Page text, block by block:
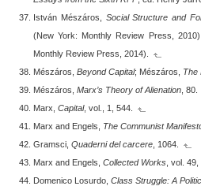
István Mészáros, Social Structure and
(New York: Monthly Review Press,
Monthly Review Press, 2014).
Mészáros, Beyond Capital; Mészáros, The
Mészáros, Marx’s Theory of Alienation , 80.
Marx, Capital, vol., 1, 544.
Marx and Engels, The Communist
Gramsci, Quaderni del carcere , 1064.
Marx and Engels, Collected Works , vol. 49,
Domenico Losurdo, Class Struggle: A